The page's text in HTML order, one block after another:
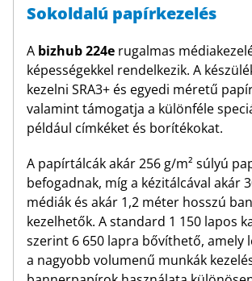
Sokoldalú papírkezelés
A bizhub 224e rugalmas
képességekkel rendelkezik. A
kezelni SRA3+ és egyedi méretű
valamint támogatja a különféle
például címkéket és borítékokat.
A papírtálcák akár 256 g/m² súlyú
befogadnak, míg a kézitálcával akár
médiák és akár 1,2 méter hosszú
kezelhetők. A standard 1 150 lapos
szerint 6 650 lapra bővíthető, amely
a nagyobb volumenű munkák